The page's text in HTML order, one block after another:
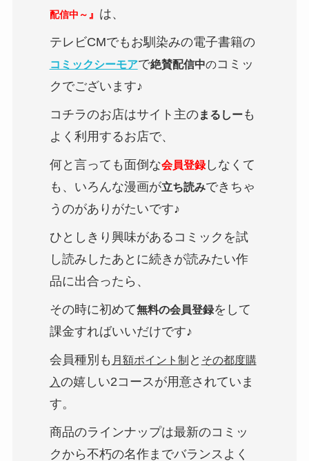
配信中～ 』 は、
テレビCMでもお馴染みの電子書籍の
コミックシーモアで絶賛配信中のコミッ
クでございます♪
コチラのお店はサイト主のまるしーも
よく利用するお店で、
何と言っても面倒な会員登録しなくて
も、いろんな漫画が立ち読みできちゃ
うのがありがたいです♪
ひとしきり興味があるコミックを試
し読みしたあとに続きが読みたい作
品に出合ったら、
その時に初めて無料の会員登録をして
課金すればいいだけです♪
会員種別も 月額ポイント制 と その都度購
入の嬉しい2コースが用意されていま
す。
商品のラインナップは最新のコミッ
クから不朽の名作までバランスよく